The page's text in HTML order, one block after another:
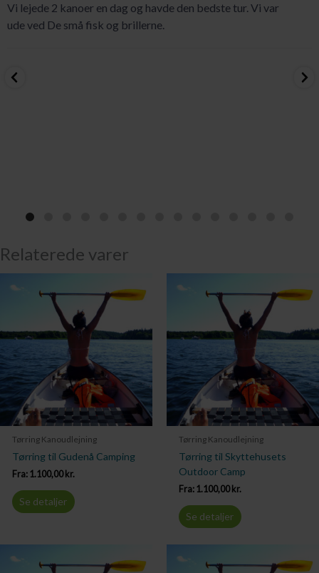
Vi lejede 2 kanoer en dag og havde den bedste tur. Vi var
ude ved De små fisk og brillerne.
Relaterede varer
Tørring Kanoudlejning
Tørring til Gudenå Camping
Fra: 1.100,00 kr.
Se detaljer
Tørring Kanoudlejning
Tørring til Skyttehusets
Outdoor Camp
Fra: 1.100,00 kr.
Se detaljer